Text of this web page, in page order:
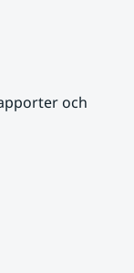
och